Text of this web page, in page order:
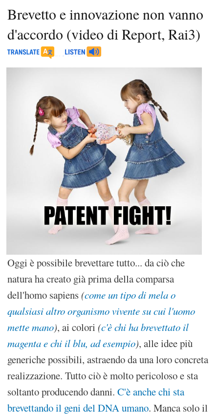
Brevetto e innovazione non vanno
d'accordo (video di Report, Rai3)
Oggi è possibile brevettare tutto... da ciò che
natura ha creato già prima della comparsa
dell'homo sapiens (come un tipo di mela o
qualsiasi altro organismo vivente su cui l'uomo
mette mano), ai colori (c'è chi ha brevettato il
magenta e chi il blu, ad esempio), alle idee più
generiche possibili, astraendo da una loro concreta
realizzazione. Tutto ciò è molto pericoloso e sta
soltanto producendo danni. C'è anche chi sta
brevettando il geni del DNA umano. Manca solo il